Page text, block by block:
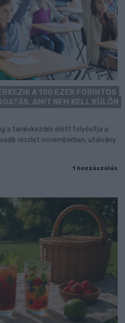
A 100 EZER FORINTOS
AMIT NEM KELL KÜLÖN
a tanévkezdés előtt folyósítja a
részlet novemberben, utalvány
1 hozzászólás